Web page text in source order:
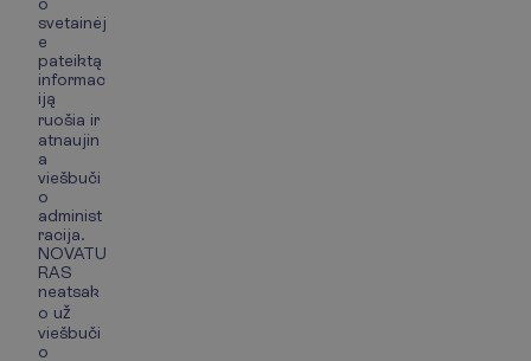
svetainėj
e
pateiktą
informac
iją
ruošia ir
atnaujin
a
viešbuči
o
administ
racija.
NOVATU
RAS
neatsak
o už
viešbuči
o